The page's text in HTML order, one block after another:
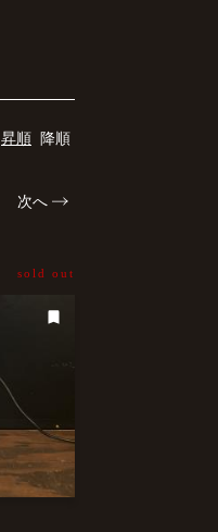
昇順 降順
次へ
sold out